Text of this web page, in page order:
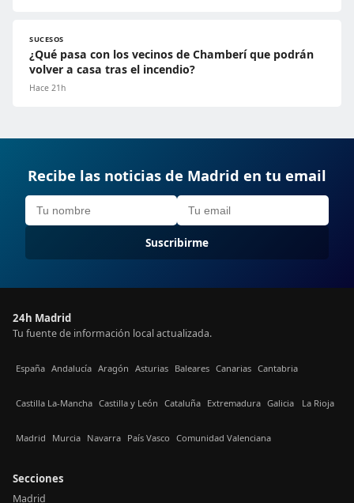
SUCESOS
¿Qué pasa con los vecinos de Chamberí que podrán
volver a casa tras el incendio?
Hace 21h
Recibe las noticias de Madrid en tu email
Suscribirme
24h Madrid
Tu fuente de información local actualizada.
España Andalucía Aragón Asturias Baleares Canarias Cantabria
Castilla La-Mancha Castilla y León Cataluña Extremadura Galicia La Rioja
Madrid Murcia Navarra País Vasco Comunidad Valenciana
Secciones
Madrid